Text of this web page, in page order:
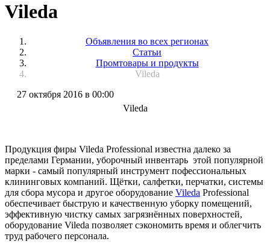
Vileda
Объявления во всех регионах
Статьи
Промтовары и продукты
Vileda
27 октября 2016 в 00:00
Vileda
Продукция фиры Vileda Professional известна далеко за
пределами Германии, уборочный инвентарь этой популярной
марки - самый популярный инструмент пофессиональных
клининговых компаний. Щётки, салфетки, перчатки, системы
для сбора мусора и другое оборудование Vileda Professional
обеспечивает быструю и качественную уборку помещений,
эффективную чистку самых загрязнённых поверхностей,
оборудование Vileda позволяет сэкономить время и облегчить
труд рабочего персонала.